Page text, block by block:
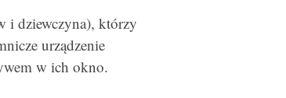
i dziewczyna), którzy
urządzenie
w ich okno.